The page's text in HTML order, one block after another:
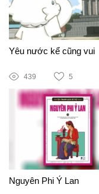
Yêu nước kể cũng vui
439 5
Nguyên Phi Ỷ Lan